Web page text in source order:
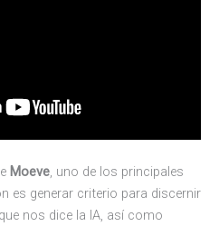
Moeve , uno de los principales
es generar criterio para discernir
nos dice la IA, así como